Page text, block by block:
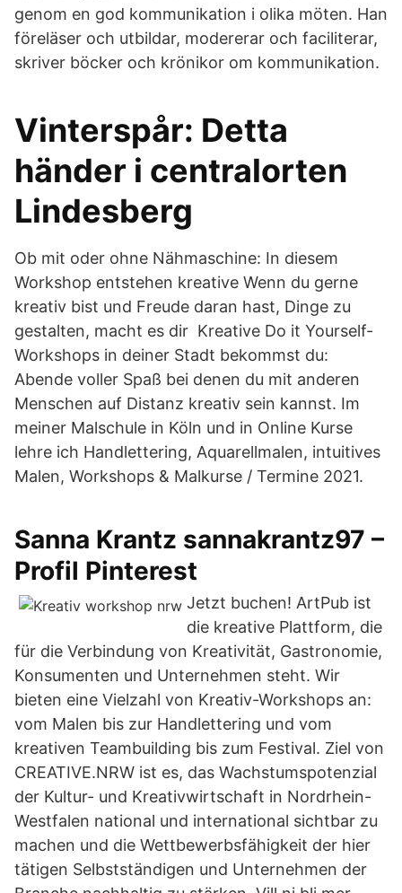
genom en god kommunikation i olika möten. Han
föreläser och utbildar, modererar och faciliterar,
skriver böcker och krönikor om kommunikation.
​Vinterspår: Detta
händer i centralorten
Lindesberg
Ob mit oder ohne Nähmaschine: In diesem
Workshop entstehen kreative Wenn du gerne
kreativ bist und Freude daran hast, Dinge zu
gestalten, macht es dir Kreative Do it Yourself-
Workshops in deiner Stadt bekommst du:
Abende voller Spaß bei denen du mit anderen
Menschen auf Distanz kreativ sein kannst. Im
meiner Malschule in Köln und in Online Kurse
lehre ich Handlettering, Aquarellmalen, intuitives
Malen, Workshops & Malkurse / Termine 2021.
Sanna Krantz sannakrantz97 –
Profil Pinterest
Jetzt buchen! ArtPub ist
die kreative Plattform, die
für die Verbindung von Kreativität, Gastronomie,
Konsumenten und Unternehmen steht. Wir
bieten eine Vielzahl von Kreativ-Workshops an:
vom Malen bis zur Handlettering und vom
kreativen Teambuilding bis zum Festival. Ziel von
CREATIVE.NRW ist es, das Wachstumspotenzial
der Kultur- und Kreativwirtschaft in Nordrhein-
Westfalen national und international sichtbar zu
machen und die Wettbewerbsfähigkeit der hier
tätigen Selbstständigen und Unternehmen der